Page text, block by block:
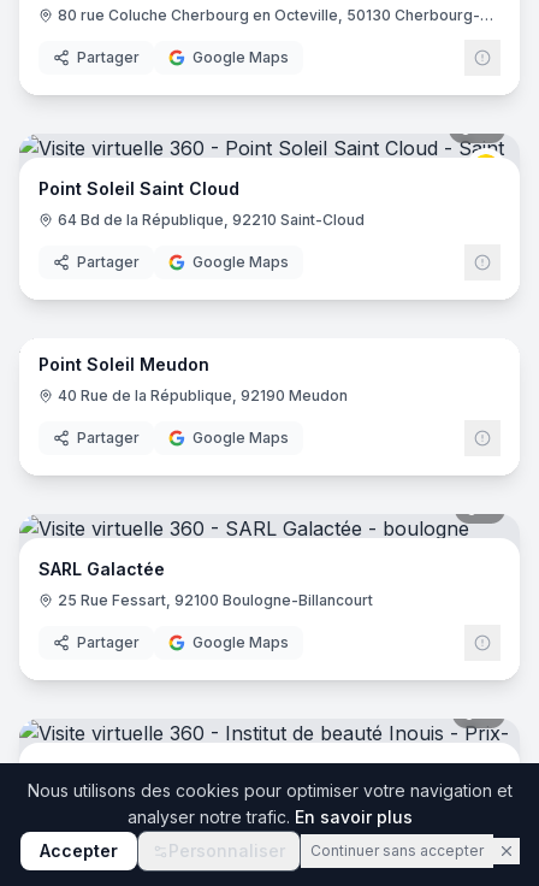
80 rue Coluche Cherbourg en Octeville, 50130 Cherbourg-en-Cotentin
Partager Google Maps
Point Soleil Saint Cloud
64 Bd de la République, 92210 Saint-Cloud
Partager Google Maps
18
Point Soleil Meudon
40 Rue de la République, 92190 Meudon
Partager Google Maps
SARL Galactée
25 Rue Fessart, 92100 Boulogne-Billancourt
Partager Google Maps
72 Rue de Mézières, 08000 Prix-lès-Mézières
Partager Google Maps
Nous utilisons des cookies pour optimiser votre navigation et
analyser notre trafic. En savoir plus
Accepter
Personnaliser Continuer sans accepter